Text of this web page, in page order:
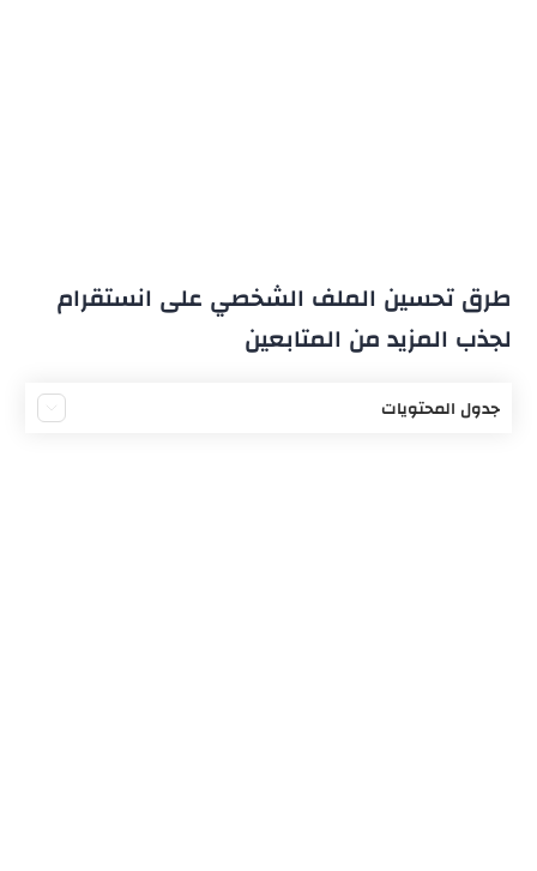
طرق تحسين الملف الشخصي على انستقرام
لجذب المزيد من المتابعين
جدول المحتويات